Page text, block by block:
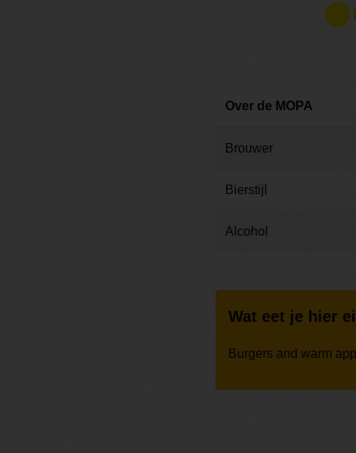
Over de MOPA
Brouwer
Bierstijl
Alcohol
Wat eet je hier
Burgers and warm